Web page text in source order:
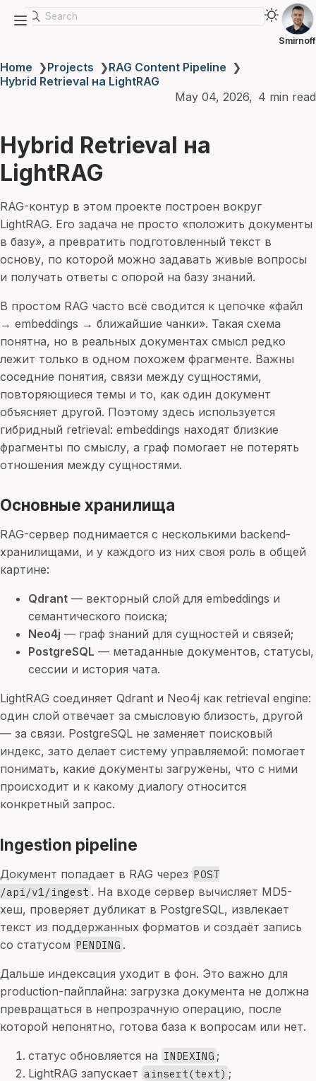
Smirnoff
Search
Home ❯Projects ❯RAG Content Pipeline ❯
Hybrid Retrieval на LightRAG
May 04, 2026
4 min read
Hybrid Retrieval на
LightRAG
RAG-контур в этом проекте построен вокруг
LightRAG. Его задача не просто «положить документы
в базу», а превратить подготовленный текст в
основу, по которой можно задавать живые вопросы
и получать ответы с опорой на базу знаний.
В простом RAG часто всё сводится к цепочке «файл
→ embeddings → ближайшие чанки». Такая схема
понятна, но в реальных документах смысл редко
лежит только в одном похожем фрагменте. Важны
соседние понятия, связи между сущностями,
повторяющиеся темы и то, как один документ
объясняет другой. Поэтому здесь используется
гибридный retrieval: embeddings находят близкие
фрагменты по смыслу, а граф помогает не потерять
отношения между сущностями.
Основные хранилища
RAG-сервер поднимается с несколькими backend-
хранилищами, и у каждого из них своя роль в общей
картине:
Qdrant — векторный слой для embeddings и
семантического поиска;
Neo4j — граф знаний для сущностей и связей;
PostgreSQL — метаданные документов, статусы,
сессии и история чата.
LightRAG соединяет Qdrant и Neo4j как retrieval engine:
один слой отвечает за смысловую близость, другой
— за связи. PostgreSQL не заменяет поисковый
индекс, зато делает систему управляемой: помогает
понимать, какие документы загружены, что с ними
происходит и к какому диалогу относится
конкретный запрос.
Ingestion pipeline
Документ попадает в RAG через POST
/api/v1/ingest . На входе сервер вычисляет MD5-
хеш, проверяет дубликат в PostgreSQL, извлекает
текст из поддержанных форматов и создаёт запись
со статусом PENDING .
Дальше индексация уходит в фон. Это важно для
production-пайплайна: загрузка документа не должна
превращаться в непрозрачную операцию, после
которой непонятно, готова база к вопросам или нет.
статус обновляется на INDEXING ;
LightRAG запускает ainsert(text) ;